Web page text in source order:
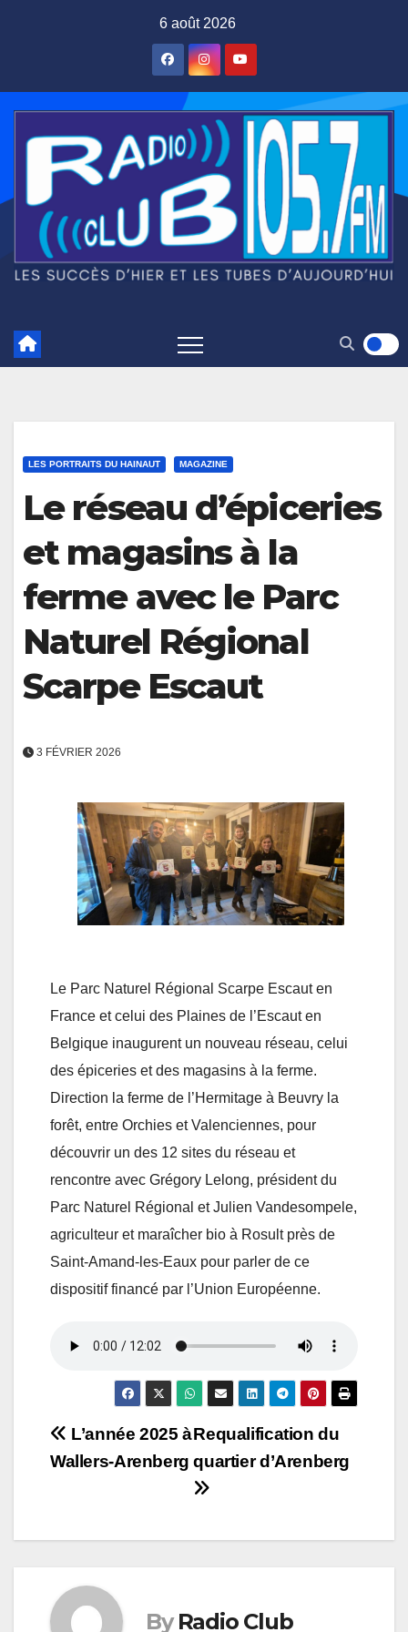
6 août 2026
LES PORTRAITS DU HAINAUT MAGAZINE
Le réseau d’épiceries
et magasins à la
ferme avec le Parc
Naturel Régional
Scarpe Escaut
3 FÉVRIER 2026
Le Parc Naturel Régional Scarpe Escaut en
France et celui des Plaines de l’Escaut en
Belgique inaugurent un nouveau réseau, celui
des épiceries et des magasins à la ferme.
Direction la ferme de l’Hermitage à Beuvry la
forêt, entre Orchies et Valenciennes, pour
découvrir un des 12 sites du réseau et
rencontre avec Grégory Lelong, président du
Parc Naturel Régional et Julien Vandesompele,
agriculteur et maraîcher bio à Rosult près de
Saint-Amand-les-Eaux pour parler de ce
dispositif financé par l’Union Européenne.
Navigation
de
Requalification du
quartier d’Arenberg
L’année 2025 à
Wallers-Arenberg
By Radio Club